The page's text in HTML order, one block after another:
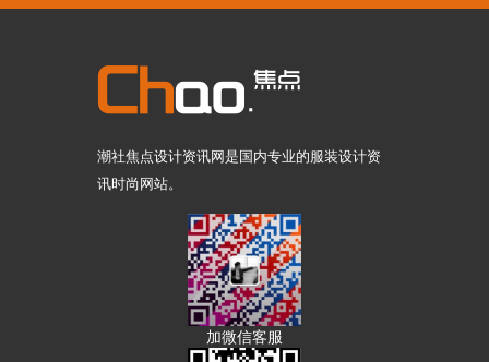
潮社焦点设计资讯网是国内专业的服装设计资
讯时尚网站。
加微信客服